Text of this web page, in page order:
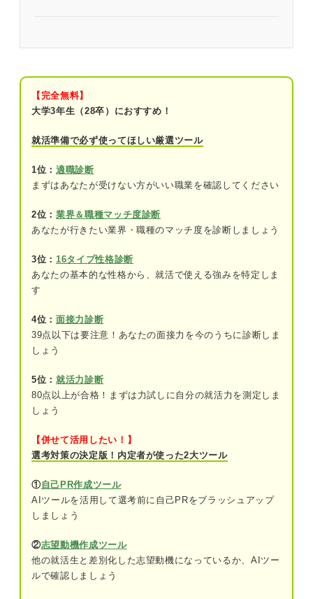
の理由｜プロが読み解く
【完全無料】
大学3年生（28卒）におすすめ！
就活準備で必ず使ってほしい厳選ツール
1位： 適職診断
まずはあなたが受けない方がいい職業を確認してください
2位： 業界＆職種マッチ度診断
あなたが行きたい業界・職種のマッチ度を診断しましょう
3位： 16タイプ性格診断
あなたの基本的な性格から、就活で使える強みを特定しま
す
4位： 面接力診断
39点以下は要注意！あなたの面接力を今のうちに診断しま
しょう
5位： 就活力診断
80点以上が合格！まずは力試しに自分の就活力を測定しま
しょう
【併せて活用したい！】
選考対策の決定版！内定者が使った2大ツール
①自己PR作成ツール
AIツールを活用して選考前に自己PRをブラッシュアップ
しましょう
②志望動機作成ツール
他の就活生と差別化した志望動機になっているか、AIツー
ルで確認しましょう